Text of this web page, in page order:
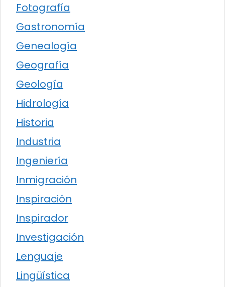
Fotografía
Gastronomía
Genealogía
Geografía
Geología
Hidrología
Historia
Industria
Ingeniería
Inmigración
Inspiración
Inspirador
Investigación
Lenguaje
Lingüística